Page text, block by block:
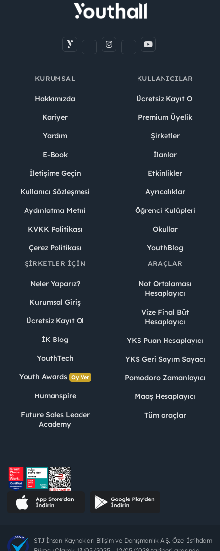
KURUMSAL
Hakkımızda
Kariyer
Yardım
E-Book
İletişime Geçin
Kullanıcı Sözleşmesi
Aydınlatma Metni
KVKK Politikası
Çerez Politikası
KULLANICILAR
Ücretsiz Kayıt Ol
Premium Üyelik
Şirketler
İlanlar
Etkinlikler
Ayrıcalıklar
Öğrenci Kulüpleri
Okullar
YouthBlog
ŞIRKETLER İÇIN
Neler Yaparız?
Kurumsal Giriş
Ücretsiz Kayıt Ol
İK Blog
YouthTech
Youth Awards Oy Ver
Humanspire
Future Sales Leader
Academy
ARAÇLAR
Not Ortalaması
Hesaplayıcı
Vize Final Büt
Hesaplayıcı
YKS Puan Hesaplayıcı
YKS Geri Sayım Sayacı
Pomodoro Zamanlayıcı
Maaş Hesaplayıcı
Tüm araçlar
STJ İnsan Kaynakları Bilişim ve Danışmanlık A.Ş. Özel İstihdam